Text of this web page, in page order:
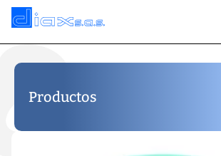
Productos